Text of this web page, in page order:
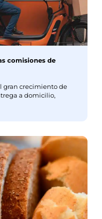
comisiones de
gran crecimiento de
a domicilio,